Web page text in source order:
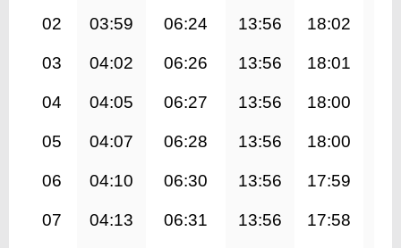
02 03:59 06:24 13:56 18:02
03 04:02 06:26 13:56 18:01
04 04:05 06:27 13:56 18:00
05 04:07 06:28 13:56 18:00
06 04:10 06:30 13:56 17:59
07 04:13 06:31 13:56 17:58